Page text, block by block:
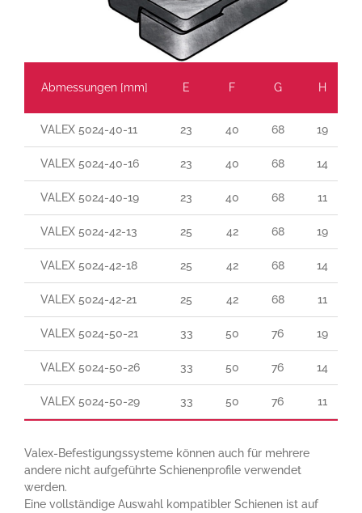
Abmessungen [mm] E F G H
VALEX 5024-40-11 23 40 68 19
VALEX 5024-40-16 23 40 68 14
VALEX 5024-40-19 23 40 68 11
VALEX 5024-42-13 25 42 68 19
VALEX 5024-42-18 25 42 68 14
VALEX 5024-42-21 25 42 68 11
VALEX 5024-50-21 33 50 76 19
VALEX 5024-50-26 33 50 76 14
VALEX 5024-50-29 33 50 76 11
Valex-Befestigungssysteme können auch für mehrere
andere nicht aufgeführte Schienenprofile verwendet
werden.
Eine vollständige Auswahl kompatibler Schienen ist auf